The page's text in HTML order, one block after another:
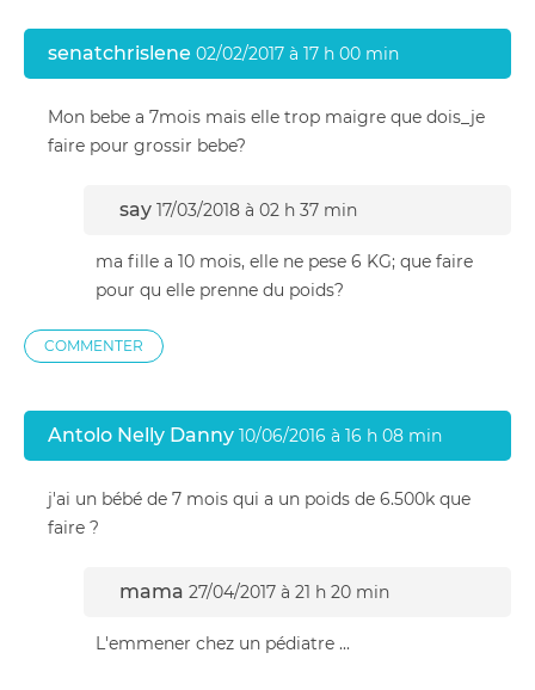
senatchrislene 02/02/2017 à 17 h 00 min
Mon bebe a 7mois mais elle trop maigre que dois_je
faire pour grossir bebe?
say 17/03/2018 à 02 h 37 min
ma fille a 10 mois, elle ne pese 6 KG; que faire
pour qu elle prenne du poids?
COMMENTER
Antolo Nelly Danny 10/06/2016 à 16 h 08 min
j'ai un bébé de 7 mois qui a un poids de 6.500k que
faire ?
mama 27/04/2017 à 21 h 20 min
L'emmener chez un pédiatre ...